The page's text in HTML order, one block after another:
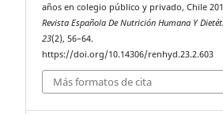
años en colegio público y privado, Chile
Revista Española De Nutrición Humana Y
23(2), 56–64.
https://doi.org/10.14306/renhyd.23.2.603
Más formatos de cita